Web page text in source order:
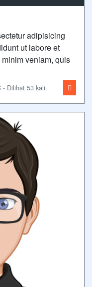
adipisicing
ut labore et
veniam, quis
- Dilihat 53 kali